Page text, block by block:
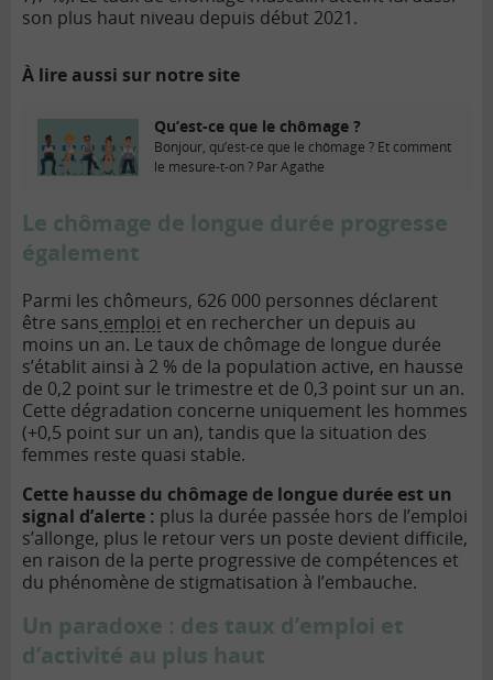
son plus haut niveau depuis début 2021.
À lire aussi sur notre site
Qu’est-ce que le chômage ?
Bonjour, qu’est-ce que le chômage ? Et comment
le mesure-t-on ? Par Agathe
Le chômage de longue durée progresse
également
Parmi les chômeurs, 626 000 personnes déclarent
être sans emploi et en rechercher un depuis au
moins un an. Le taux de chômage de longue durée
s’établit ainsi à 2 % de la population active, en hausse
de 0,2 point sur le trimestre et de 0,3 point sur un an.
Cette dégradation concerne uniquement les hommes
(+0,5 point sur un an), tandis que la situation des
femmes reste quasi stable.
Cette hausse du chômage de longue durée est un
signal d’alerte : plus la durée passée hors de l’emploi
s’allonge, plus le retour vers un poste devient difficile,
en raison de la perte progressive de compétences et
du phénomène de stigmatisation à l’embauche.
Un paradoxe : des taux d’emploi et
d’activité au plus haut